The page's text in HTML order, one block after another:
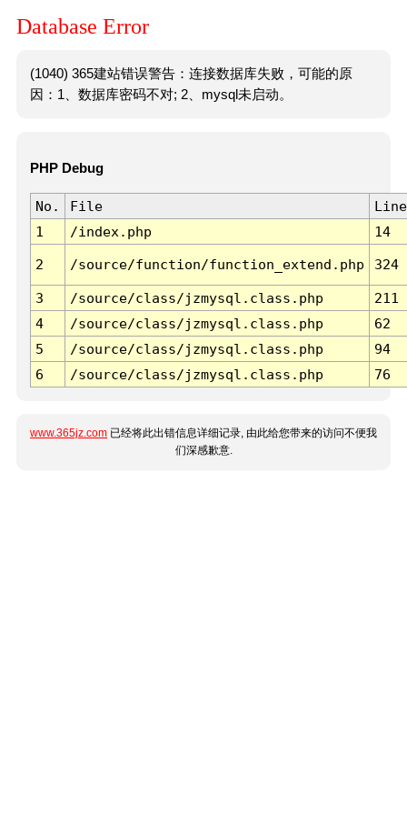
Database Error
(1040) 365建站错误警告：连接数据库失败，可能的原
因：1、数据库密码不对; 2、mysql未启动。
PHP Debug
No. File
Line
1
/index.php 14
2 /source/function/function_extend.php 324
3 /source/class/jzmysql.class.php
211
4
/source/class/jzmysql.class.php
62
5
/source/class/jzmysql.class.php
94
6
/source/class/jzmysql.class.php 76
www.365jz.com 已经将此出错信息详细记录, 由此给您带来的访问不便我
们深感歉意.